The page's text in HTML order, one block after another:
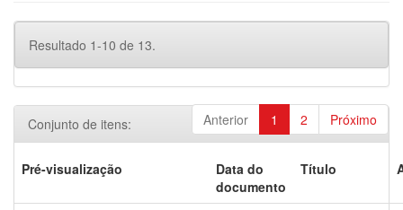
Resultado 1-10 de 13.
Anterior 1 2 Próximo
Conjunto de itens:
Pré-visualização
Data do
documento
Título